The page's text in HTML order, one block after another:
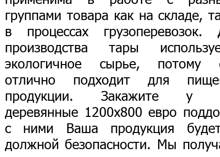
группами товара как на складе,
в процессах грузоперевозок.
производства тары
экологичное сырье, потому
отлично подходит для
продукции. Закажите у
деревянные 1200х800 евро
с ними Ваша продукция
должной безопасности. Мы